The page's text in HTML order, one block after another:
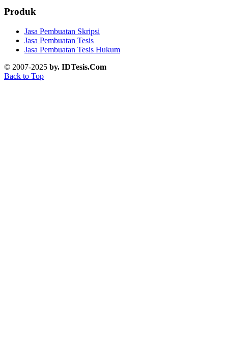
Produk
Jasa Pembuatan Skripsi
Jasa Pembuatan Tesis
Jasa Pembuatan Tesis Hukum
© 2007-2025 by. IDTesis.Com
Back to Top